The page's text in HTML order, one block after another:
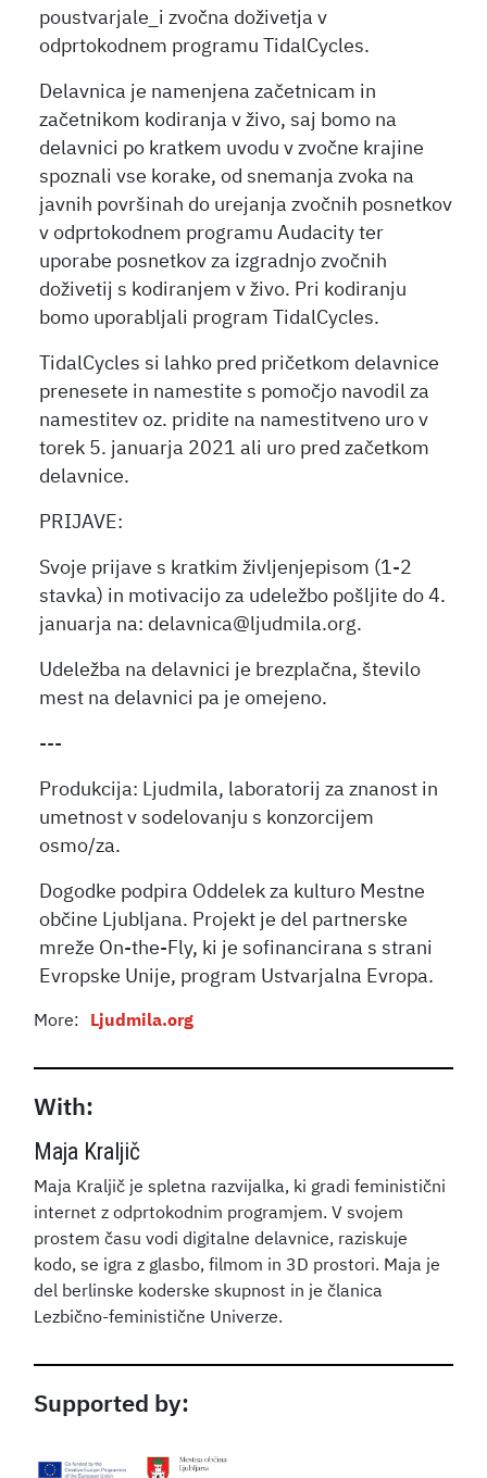
poustvarjale_i zvočna doživetja v
odprtokodnem programu TidalCycles.
Delavnica je namenjena začetnicam in
začetnikom kodiranja v živo, saj bomo na
delavnici po kratkem uvodu v zvočne krajine
spoznali vse korake, od snemanja zvoka na
javnih površinah do urejanja zvočnih posnetkov
v odprtokodnem programu Audacity ter
uporabe posnetkov za izgradnjo zvočnih
doživetij s kodiranjem v živo. Pri kodiranju
bomo uporabljali program TidalCycles.
TidalCycles si lahko pred pričetkom delavnice
prenesete in namestite s pomočjo navodil za
namestitev oz. pridite na namestitveno uro v
torek 5. januarja 2021 ali uro pred začetkom
delavnice.
PRIJAVE:
Svoje prijave s kratkim življenjepisom (1-2
stavka) in motivacijo za udeležbo pošljite do 4.
januarja na: delavnica@ljudmila.org.
Udeležba na delavnici je brezplačna, število
mest na delavnici pa je omejeno.
---
Produkcija: Ljudmila, laboratorij za znanost in
umetnost v sodelovanju s konzorcijem
osmo/za.
Dogodke podpira Oddelek za kulturo Mestne
občine Ljubljana. Projekt je del partnerske
mreže On-the-Fly, ki je sofinancirana s strani
Evropske Unije, program Ustvarjalna Evropa.
More: Ljudmila.org
With:
Maja Kraljič
Maja Kraljič je spletna razvijalka, ki gradi feministični
internet z odprtokodnim programjem. V svojem
prostem času vodi digitalne delavnice, raziskuje
kodo, se igra z glasbo, filmom in 3D prostori. Maja je
del berlinske koderske skupnost in je članica
Lezbično-feministične Univerze.
Supported by: